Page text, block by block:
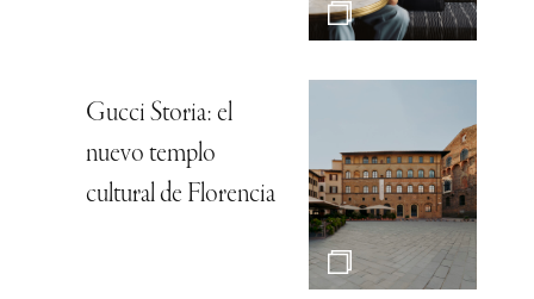
Gucci Storia: el
nuevo templo
cultural de Florencia